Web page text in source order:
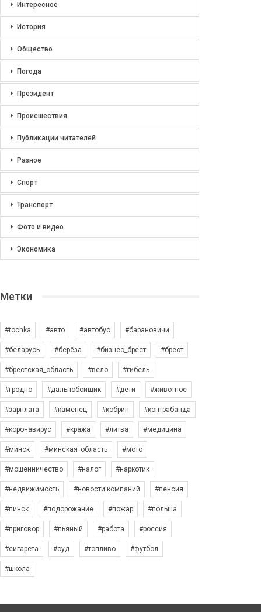
Интересное
История
Общество
Погода
Президент
Происшествия
Публикации читателей
Разное
Спорт
Транспорт
Фото и видео
Экономика
Метки
#tochka #авто #автобус #барановичи
#беларусь #берёза #бизнес_брест #брест
#брестская_область #вело #гибель
#гродно #дальнобойщик #дети #животное
#зарплата #каменец #кобрин #контрабанда
#коронавирус #кража #литва #медицина
#минск #минская_область #мото
#мошенничество #налог #наркотик
#недвижимость #новости компаний #пенсия
#пинск #подорожание #пожар #польша
#приговор #пьяный #работа #россия
#сигарета #суд #топливо #футбол
#школа